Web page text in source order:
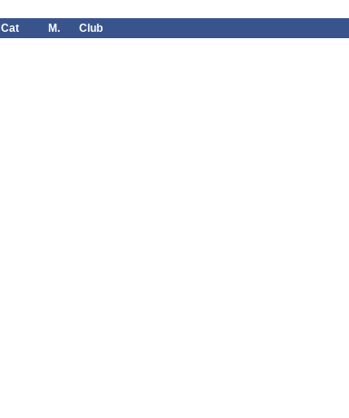
Cat M. Club